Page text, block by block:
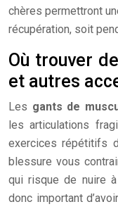
chères permettront
récupération, soit
Où trouver
et autres
Les gants de
les articulations
exercices répétitifs
blessure vous
qui risque de nuire
donc important